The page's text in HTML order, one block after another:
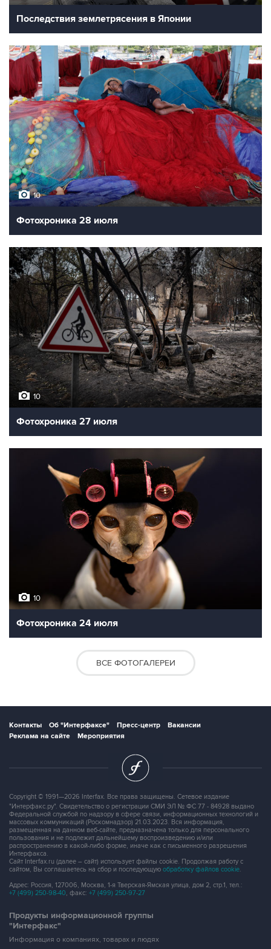
Последствия землетрясения в Японии
10
Фотохроника 28 июля
10
Фотохроника 27 июля
10
Фотохроника 24 июля
ВСЕ ФОТОГАЛЕРЕИ
Контакты Об "Интерфаксе" Пресс-центр
Вакансии
Реклама на сайте
Мероприятия
Copyright © 1991—2026 Interfax. Все права защищены. Сетевое издание
"Интерфакс.ру". Свидетельство о регистрации СМИ ЭЛ № ФС 77 - 84928 выдано
Федеральной службой по надзору в сфере связи, информационных технологий и
массовых коммуникаций (Роскомнадзор) 21.03.2023. Вся информация,
размещенная на данном веб-сайте, предназначена только для персонального
пользования и не подлежит дальнейшему воспроизведению и/или
распространению в какой-либо форме, иначе как с письменного разрешения
Интерфакса.
Сайт Interfax.ru (далее – сайт) использует файлы cookie. Продолжая работу с
сайтом, Вы соглашаетесь на сбор и последующую обработку файлов cookie.
Адрес: Россия, 127006, Москва, 1-я Тверская-Ямская улица, дом 2, стр.1, тел.:
+7 (499) 250-98-40, факс: +7 (499) 250-97-27
Продукты информационной группы
"Интерфакс"
Информация о компаниях, товарах и людях